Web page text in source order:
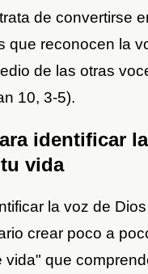
de convertirse
que reconocen la
de las otras
10, 3-5).
identificar
vida
la voz de
crear poco a
vida" que